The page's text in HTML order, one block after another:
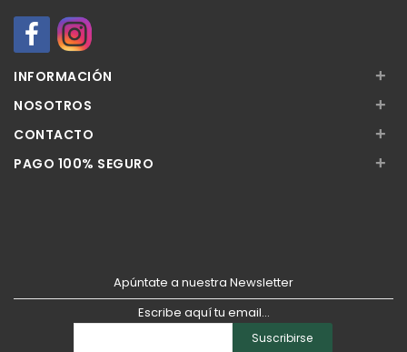
INFORMACIÓN +
NOSOTROS +
CONTACTO +
PAGO 100% SEGURO +
Apúntate a nuestra Newsletter
Escribe aquí tu email...
Suscribirse